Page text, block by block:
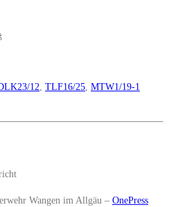
12 TLF16/25 MTW1/19-1
Wangen im Allgäu – OnePress